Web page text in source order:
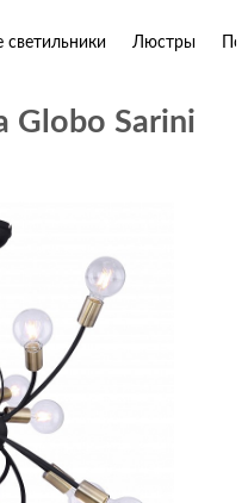
светильники Люстры
Globo Sarini